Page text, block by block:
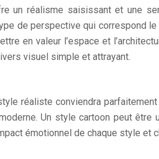
réalisme saisissant et une
de perspective qui correspond
en valeur l’espace et
visuel simple et attrayant.
réaliste conviendra
Un style cartoon peut
émotionnel de chaque style